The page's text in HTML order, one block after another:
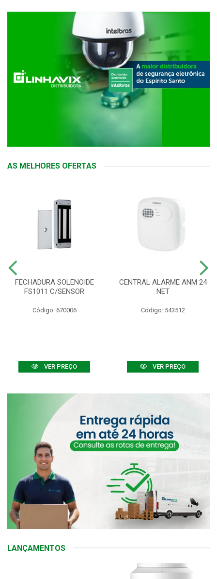
AS MELHORES OFERTAS
FECHADURA SOLENOIDE
FS1011 C/SENSOR
Código: 670006
VER PREÇO
CENTRAL ALARME ANM 24
NET
Código: 543512
VER PREÇO
LANÇAMENTOS